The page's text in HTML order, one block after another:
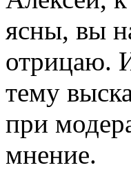
ясны, вы
отрицаю.
тему
при
мнение.